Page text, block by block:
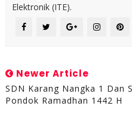
Elektronik (ITE).
Newer Article
SDN Karang Nangka 1 Dan
Pondok Ramadhan 1442 H